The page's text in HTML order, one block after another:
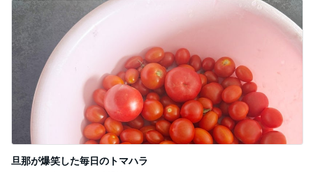
旦那が爆笑した毎日のトマハラ